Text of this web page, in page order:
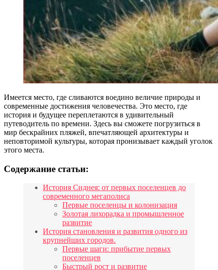
Имеется место, где сливаются воедино величие природы и
современные достижения человечества. Это место, где
история и будущее переплетаются в удивительный
путеводитель по времени. Здесь вы сможете погрузиться в
мир бескрайних пляжей, впечатляющей архитектуры и
неповторимой культуры, которая пронизывает каждый уголок
этого места.
Содержание статьи:
История Сиднея: от первых поселенцев до
современного мегаполиса
Первые поселенцы и колонизация
Золотая лихорадка и промышленное
развитие
История становления и развития одного из
крупнейших городов.
Первые шаги: прибытие первых
поселенцев
Быстрый рост и развитие